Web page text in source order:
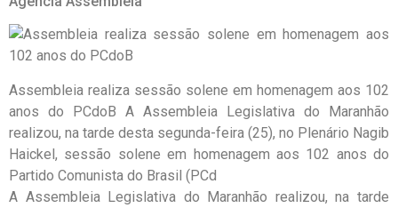
Assembleia realiza sessão solene em homenagem aos 102
anos do PCdoB A Assembleia Legislativa do Maranhão
realizou, na tarde desta segunda-feira (25), no Plenário Nagib
Haickel, sessão solene em homenagem aos 102 anos do
Partido Comunista do Brasil (PCd
A Assembleia Legislativa do Maranhão realizou, na tarde